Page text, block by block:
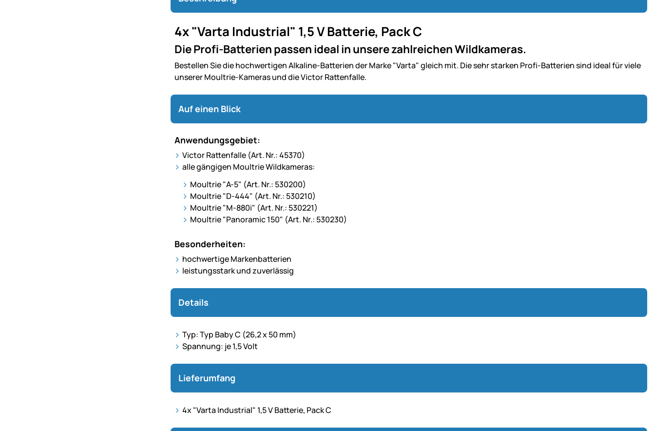
4x "Varta Industrial" 1,5 V Batterie, Pack C
Die Profi-Batterien passen ideal in unsere zahlreichen Wildkameras.
Bestellen Sie die hochwertigen Alkaline-Batterien der Marke "Varta" gleich mit. Die sehr starken Profi-Batterien sind ideal für viele
unserer Moultrie-Kameras und die Victor Rattenfalle.
Auf einen Blick
Anwendungsgebiet:
Victor Rattenfalle (Art. Nr.: 45370)
alle gängigen Moultrie Wildkameras:
Moultrie "A-5" (Art. Nr.: 530200)
Moultrie "D-444" (Art. Nr.: 530210)
Moultrie "M-880i" (Art. Nr.: 530221)
Moultrie "Panoramic 150" (Art. Nr.: 530230)
Besonderheiten:
hochwertige Markenbatterien
leistungsstark und zuverlässig
Details
Typ: Typ Baby C (26,2 x 50 mm)
Spannung: je 1,5 Volt
Lieferumfang
4x "Varta Industrial" 1,5 V Batterie, Pack C